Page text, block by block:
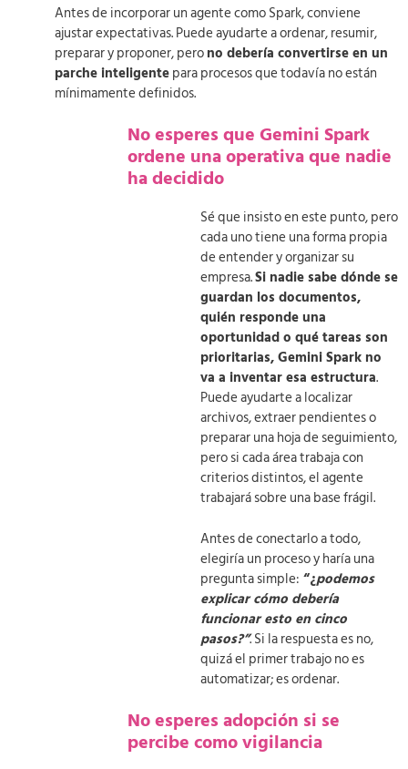
Antes de incorporar un agente como Spark, conviene
ajustar expectativas. Puede ayudarte a ordenar, resumir,
preparar y proponer, perono debería convertirse en un
parche inteligentepara procesos que todavía no están
mínimamente definidos.
No esperes que Gemini Spark
ordene una operativa que nadie
ha decidido
Sé que insisto en este punto, pero
cada uno tiene una forma propia
de entender y organizar su
empresa.Si nadie sabe dónde se
guardan los documentos,
quién responde una
oportunidad o qué tareas son
prioritarias, Gemini Spark no
va a inventar esa estructura.
Puede ayudarte a localizar
archivos, extraer pendientes o
preparar una hoja de seguimiento,
pero si cada área trabaja con
criterios distintos, el agente
trabajará sobre una base frágil.
Antes de conectarlo a todo,
elegiría un proceso y haría una
pregunta simple: “¿podemos
explicar cómo debería
funcionar esto en cinco
pasos?”. Si la respuesta es no,
quizá el primer trabajo no es
automatizar; es ordenar.
No esperes adopción si se
percibe como vigilancia